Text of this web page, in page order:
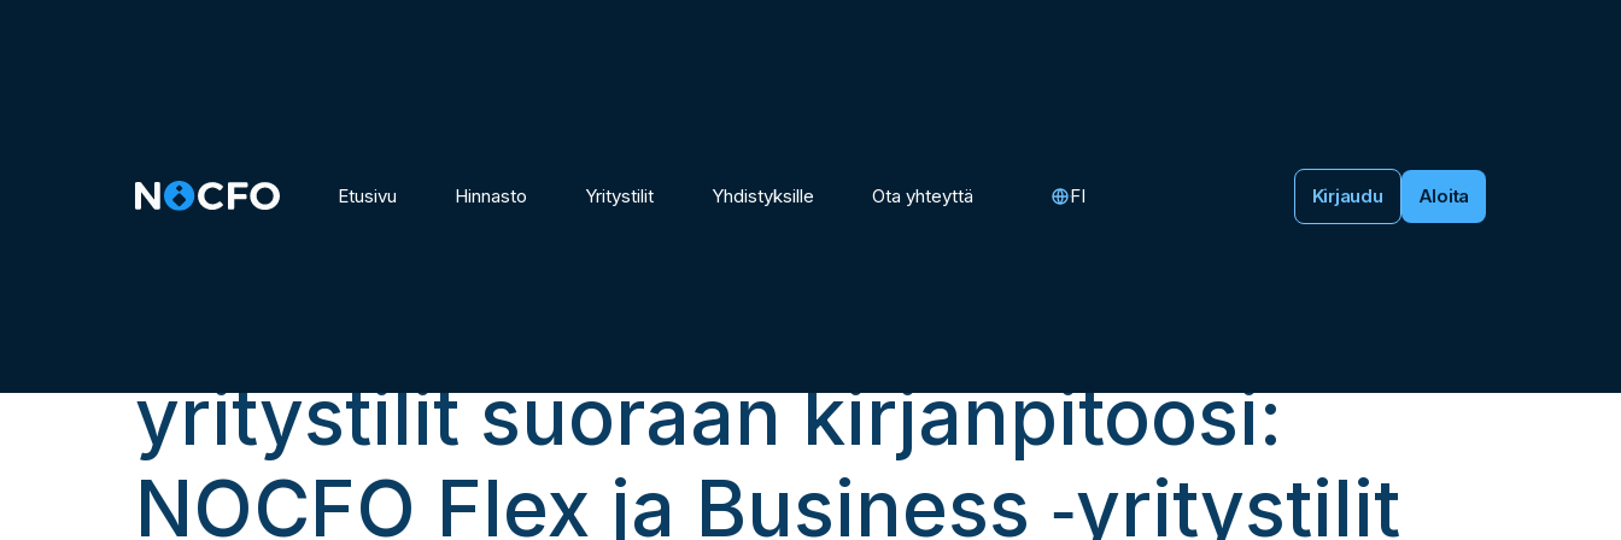
Etusivu Hinnasto Yritystilit Yhdistyksille Ota yhteyttä FI Kirjaudu Aloita
yritystilit suoraan kirjanpitoosi:
NOCFO Flex ja Business ‑yritystilit